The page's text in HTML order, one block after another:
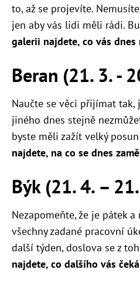
to, až se projevíte.
jen aby vás lidi měli rádi.
galerii najdete, co vás dnes
Beran (21. 3. -
Naučte se věci přijímat tak,
jiného dnes stejně
byste měli zažít velký
najdete, na co se dnes
Býk (21. 4. –
Nezapomeňte, že je pátek
všechny zadané pracovní
další týden, doslova se z
najdete, co dalšího vás